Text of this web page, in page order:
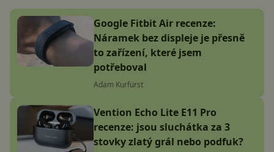
Google Fitbit Air recenze:
Náramek bez displeje je přesně
to zařízení, které jsem
potřeboval
Adam Kurfürst
Vention Echo Lite E11 Pro
recenze: jsou sluchátka za 3
stovky zlatý grál nebo podfuk?